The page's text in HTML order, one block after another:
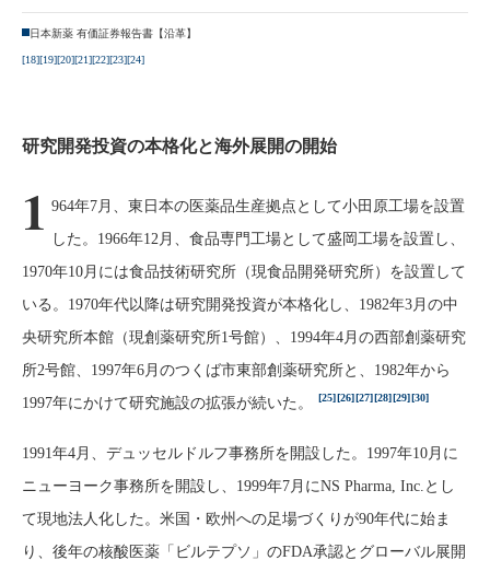
日本新薬 有価証券報告書【沿革】
[18][19][20][21][22][23][24]
研究開発投資の本格化と海外展開の開始
1 964年7月、東日本の医薬品生産拠点として小田原工場を設置
した。1966年12月、食品専門工場として盛岡工場を設置し、
1970年10月には食品技術研究所（現食品開発研究所）を設置して
いる。1970年代以降は研究開発投資が本格化し、1982年3月の中
央研究所本館（現創薬研究所1号館）、1994年4月の西部創薬研究
所2号館、1997年6月のつくば市東部創薬研究所と、1982年から
1997年にかけて研究施設の拡張が続いた。
[25][26][27][28][29][30]
1991年4月、デュッセルドルフ事務所を開設した。1997年10月に
ニューヨーク事務所を開設し、1999年7月にNS Pharma, Inc.とし
て現地法人化した。米国・欧州への足場づくりが90年代に始ま
り、後年の核酸医薬「ビルテプソ」のFDA承認とグローバル展開